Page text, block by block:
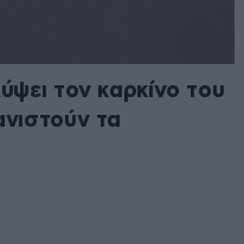
τον καρκίνο του
τα